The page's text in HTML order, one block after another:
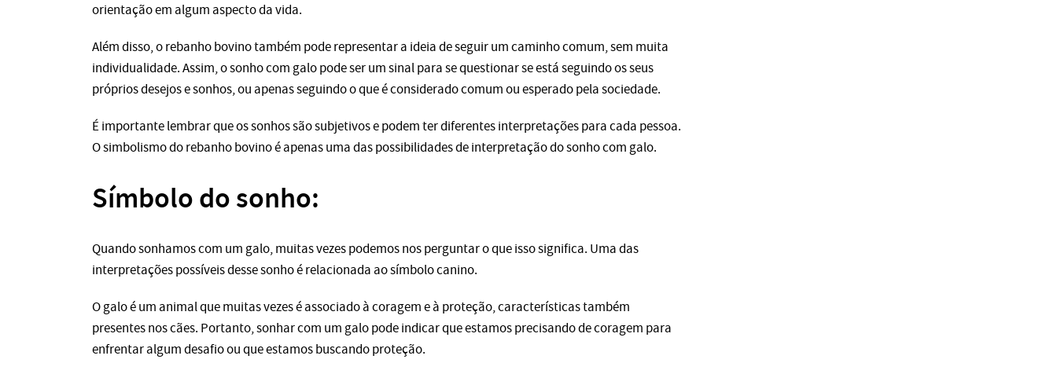
orientação em algum aspecto da vida.
Além disso, o rebanho bovino também pode representar a ideia de seguir um caminho comum, sem muita
individualidade. Assim, o sonho com galo pode ser um sinal para se questionar se está seguindo os seus
próprios desejos e sonhos, ou apenas seguindo o que é considerado comum ou esperado pela sociedade.
É importante lembrar que os sonhos são subjetivos e podem ter diferentes interpretações para cada pessoa.
O simbolismo do rebanho bovino é apenas uma das possibilidades de interpretação do sonho com galo.
Símbolo do sonho:
Quando sonhamos com um galo, muitas vezes podemos nos perguntar o que isso significa. Uma das
interpretações possíveis desse sonho é relacionada ao símbolo canino.
O galo é um animal que muitas vezes é associado à coragem e à proteção, características também
presentes nos cães. Portanto, sonhar com um galo pode indicar que estamos precisando de coragem para
enfrentar algum desafio ou que estamos buscando proteção.